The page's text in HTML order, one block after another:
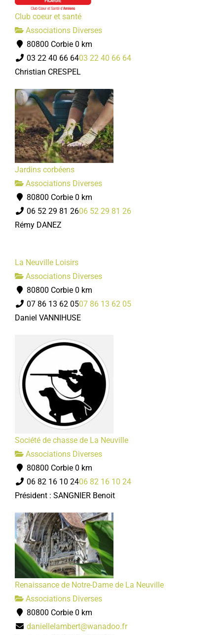
Club coeur et santé
Associations Diverses
80800 Corbie 0 km
03 22 40 66 6403 22 40 66 64
Christian CRESPEL
Jardins corbéens
Associations Diverses
80800 Corbie 0 km
06 52 29 81 2606 52 29 81 26
Rémy DANEZ
La Neuville Loisirs
Associations Diverses
80800 Corbie 0 km
07 86 13 62 0507 86 13 62 05
Daniel VANNIHUSE
Société de chasse de La Neuville
Associations Diverses
80800 Corbie 0 km
06 82 16 10 2406 82 16 10 24
Président : SANGNIER Benoit
Renaissance de Notre-Dame de La Neuville
Associations Diverses
80800 Corbie 0 km
daniellelambert@wanadoo.fr